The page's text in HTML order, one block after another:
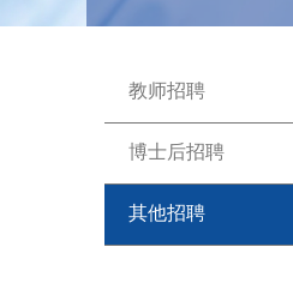
教师招聘
博士后招聘
其他招聘